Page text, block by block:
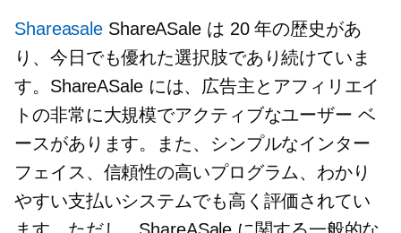
Shareasale ShareASale は 20 年の歴史があ
り、今日でも優れた選択肢であり続けていま
す。ShareASale には、広告主とアフィリエイ
トの非常に大規模でアクティブなユーザー ベ
ースがあります。また、シンプルなインター
フェイス、信頼性の高いプログラム、わかり
やすい支払いシステムでも高く評価されてい